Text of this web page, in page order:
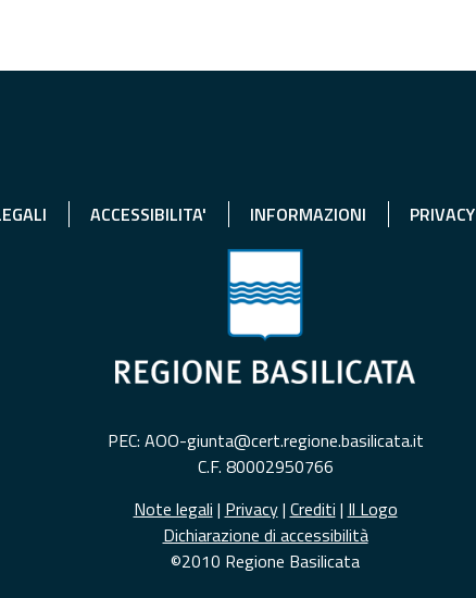
ACCESSIBILITA' INFORMAZIONI PRIVACY
PEC: AOO-giunta@cert.regione.basilicata.it
C.F. 80002950766
Note legali | Privacy| Crediti | Il Logo
Dichiarazione di accessibilità
©2010 Regione Basilicata